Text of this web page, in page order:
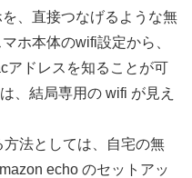
、直接つなげるような無
ホ本体のwifi設定から、
アドレスを知ることが可
、結局専用の wifi が見え
法としては、自宅の無
echo のセットアッ